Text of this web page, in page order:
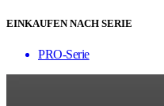
EINKAUFEN NACH SERIE
PRO-Serie